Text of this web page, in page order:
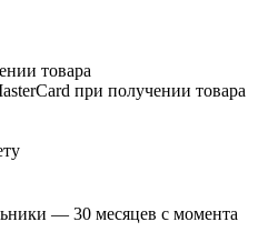
товара
при получении товара
— 30 месяцев с момента